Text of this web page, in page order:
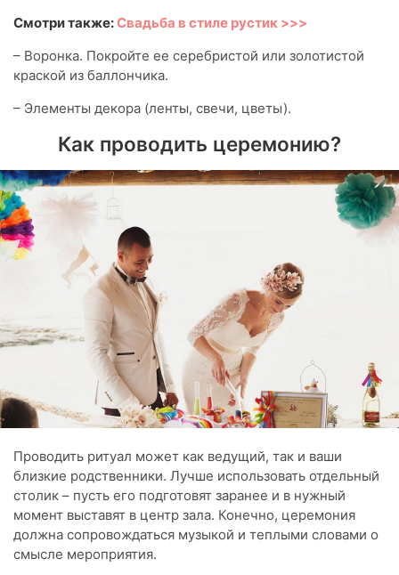
Смотри также:Свадьба в стиле рустик >>>
– Воронка. Покройте ее серебристой или золотистой
краской из баллончика.
– Элементы декора (ленты, свечи, цветы).
Как проводить церемонию?
Проводить ритуал может как ведущий, так и ваши
близкие родственники. Лучше использовать отдельный
столик – пусть его подготовят заранее и в нужный
момент выставят в центр зала. Конечно, церемония
должна сопровождаться музыкой и теплыми словами о
смысле мероприятия.